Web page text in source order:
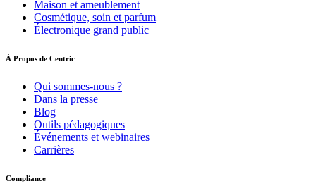
Maison et ameublement
Cosmétique, soin et parfum
Électronique grand public
À Propos de Centric
Qui sommes-nous ?
Dans la presse
Blog
Outils pédagogiques
Événements et webinaires
Carrières
Compliance